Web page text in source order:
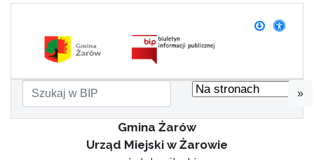
»
Gmina Żarów
Urząd Miejski w Żarowie